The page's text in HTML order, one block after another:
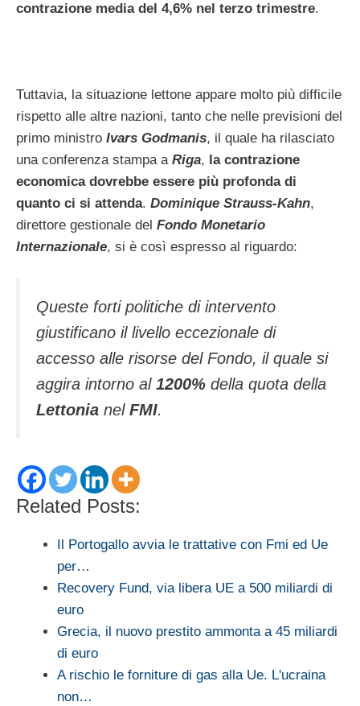
contrazione media del 4,6% nel terzo trimestre.
Tuttavia, la situazione lettone appare molto più difficile
rispetto alle altre nazioni, tanto che nelle previsioni del
primo ministro Ivars Godmanis, il quale ha rilasciato
una conferenza stampa a Riga, la contrazione
economica dovrebbe essere più profonda di
quanto ci si attenda. Dominique Strauss-Kahn,
direttore gestionale del Fondo Monetario
Internazionale, si è così espresso al riguardo:
Queste forti politiche di intervento
giustificano il livello eccezionale di
accesso alle risorse del Fondo, il quale si
aggira intorno al 1200% della quota della
Lettonia nel FMI.
Related Posts:
Il Portogallo avvia le trattative con Fmi ed Ue
per…
Recovery Fund, via libera UE a 500 miliardi di
euro
Grecia, il nuovo prestito ammonta a 45 miliardi
di euro
A rischio le forniture di gas alla Ue. L'ucraina
non…